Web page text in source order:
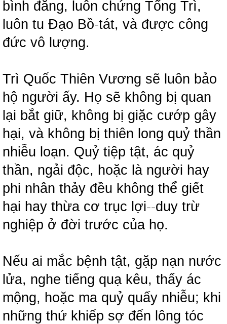
bình đẳng, luôn chứng Tổng Trì,
luôn tu Đạo Bồ-tát, và được công
đức vô lượng.
Trì Quốc Thiên Vương sẽ luôn bảo
hộ người ấy. Họ sẽ không bị quan
lại bắt giữ, không bị giặc cướp gây
hại, và không bị thiên long quỷ thần
nhiễu loạn. Quỷ tiệp tật, ác quỷ
thần, ngải độc, hoặc là người hay
phi nhân thảy đều không thể giết
hại hay thừa cơ trục lợi--duy trừ
nghiệp ở đời trước của họ.
Nếu ai mắc bệnh tật, gặp nạn nước
lửa, nghe tiếng quạ kêu, thấy ác
mộng, hoặc ma quỷ quấy nhiễu; khi
những thứ khiếp sợ đến lông tóc